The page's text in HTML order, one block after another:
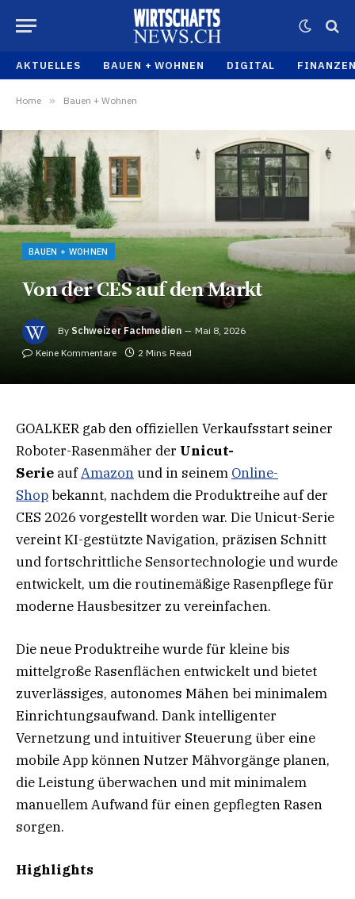
AKTUELLES BAUEN + WOHNEN DIGITAL
Home » Bauen + Wohnen
BAUEN + WOHNEN
Von der CES auf den Markt
By Schweizer Fachmedien
Mai 8, 2026
Keine Kommentare
2 Mins Read
GOALKER gab den offiziellen Verkaufsstart seiner
Roboter-Rasenmäher der Unicut-
Serie aufAmazonund in seinem Online-
Shopbekannt, nachdem die Produktreihe auf der
CES 2026 vorgestellt worden war. Die Unicut-Serie
vereint KI-gestützte Navigation, präzisen Schnitt
und fortschrittliche Sensortechnologie und wurde
entwickelt, um die routinemäßige Rasenpflege für
moderne Hausbesitzer zu vereinfachen.
Die neue Produktreihe wurde für kleine bis
mittelgroße Rasenflächen entwickelt und bietet
zuverlässiges, autonomes Mähen bei minimalem
Einrichtungsaufwand. Dank intelligenter
Vernetzung und intuitiver Steuerung über eine
mobile App können Nutzer Mähvorgänge planen,
die Leistung überwachen und mit minimalem
manuellem Aufwand für einen gepflegten Rasen
sorgen.
Highlights